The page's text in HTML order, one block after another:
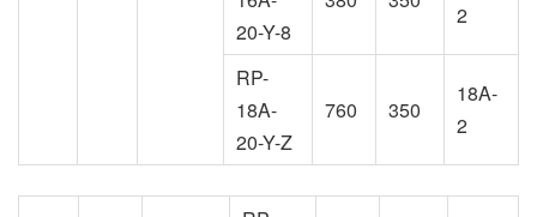
20-Y-8
2
RP-
18A-
20-Y-Z
760 350
18A-
2